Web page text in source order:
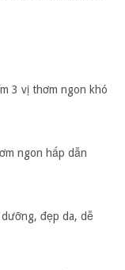
3 vị thơm ngon khó
ngon hấp dẫn
đẹp da, dễ